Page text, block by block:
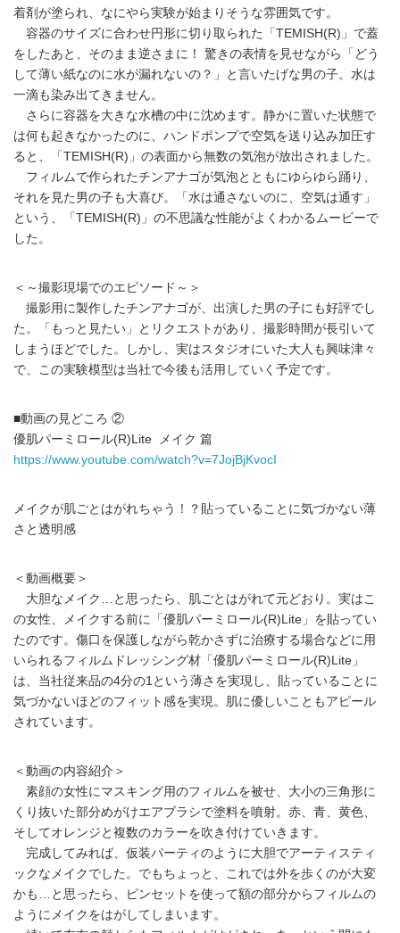
着剤が塗られ、なにやら実験が始まりそうな雰囲気です。
容器のサイズに合わせ円形に切り取られた「TEMISH(R)」で蓋
をしたあと、そのまま逆さまに！ 驚きの表情を見せながら「どう
して薄い紙なのに水が漏れないの？」と言いたげな男の子。水は
一滴も染み出てきません。
さらに容器を大きな水槽の中に沈めます。静かに置いた状態で
は何も起きなかったのに、ハンドポンプで空気を送り込み加圧す
ると、「TEMISH(R)」の表面から無数の気泡が放出されました。
フィルムで作られたチンアナゴが気泡とともにゆらゆら踊り、
それを見た男の子も大喜び。「水は通さないのに、空気は通す」
という、「TEMISH(R)」の不思議な性能がよくわかるムービーで
した。
＜～撮影現場でのエピソード～＞
撮影用に製作したチンアナゴが、出演した男の子にも好評でし
た。「もっと見たい」とリクエストがあり、撮影時間が長引いて
しまうほどでした。しかし、実はスタジオにいた大人も興味津々
で、この実験模型は当社で今後も活用していく予定です。
■動画の見どころ ②
優肌パーミロール(R)Lite メイク 篇
https://www.youtube.com/watch?v=7JojBjKvocI
メイクが肌ごとはがれちゃう！？貼っていることに気づかない薄
さと透明感
＜動画概要＞
大胆なメイク…と思ったら、肌ごとはがれて元どおり。実はこ
の女性、メイクする前に「優肌パーミロール(R)Lite」を貼ってい
たのです。傷口を保護しながら乾かさずに治療する場合などに用
いられるフィルムドレッシング材「優肌パーミロール(R)Lite」
は、当社従来品の4分の1という薄さを実現し、貼っていることに
気づかないほどのフィット感を実現。肌に優しいこともアピール
されています。
＜動画の内容紹介＞
素顔の女性にマスキング用のフィルムを被せ、大小の三角形に
くり抜いた部分めがけエアブラシで塗料を噴射。赤、青、黄色、
そしてオレンジと複数のカラーを吹き付けていきます。
完成してみれば、仮装パーティのように大胆でアーティスティ
ックなメイクでした。でもちょっと、これでは外を歩くのが大変
かも…と思ったら、ピンセットを使って額の部分からフィルムの
ようにメイクをはがしてしまいます。